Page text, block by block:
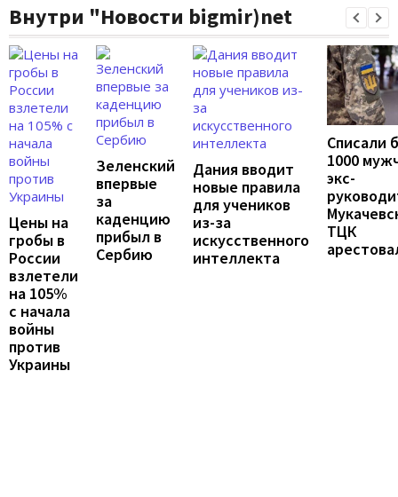
Внутри "Новости bigmir)net
Цены на
гробы в
России
взлетели
на 105%
с начала
войны
против
Украины
Зеленский
впервые
за
каденцию
прибыл в
Сербию
Дания вводит
новые правила
для учеников
из-за
искусственного
интеллекта
Списали
1000
экс-
ТЦК